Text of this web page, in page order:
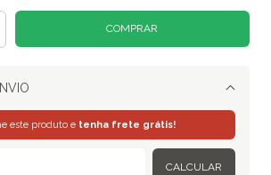
Alterar CEP
este produto e tenha frete grátis!
CALCULAR